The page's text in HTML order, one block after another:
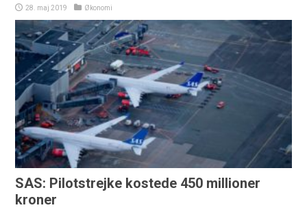
28. maj 2019 Økonomi
SAS: Pilotstrejke kostede 450 millioner
kroner